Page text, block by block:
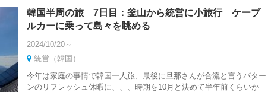
韓国半周の旅 7日目：釜山から統営に小旅行 ケーブ
ルカーに乗って島々を眺める
2024/10/20～
統営（韓国）
今年は家庭の事情で韓国一人旅、最後に旦那さんが合流と言うパター
ンのリフレッシュ休暇に、、、時期を10月と決めて半年前くらいか